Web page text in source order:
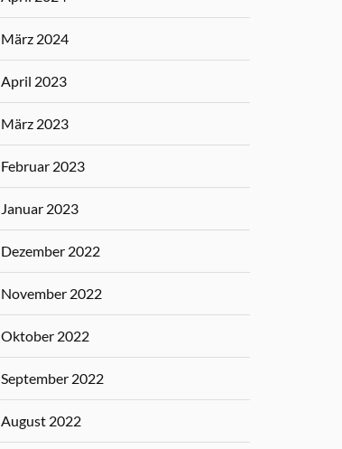
März 2024
April 2023
März 2023
Februar 2023
Januar 2023
Dezember 2022
November 2022
Oktober 2022
September 2022
August 2022